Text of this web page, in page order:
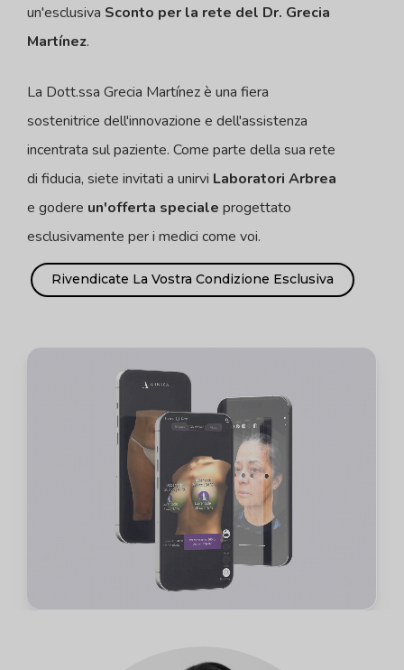
un'esclusiva Sconto per la rete del Dr. Grecia
Martínez.
La Dott.ssa Grecia Martínez è una fiera
sostenitrice dell'innovazione e dell'assistenza
incentrata sul paziente. Come parte della sua rete
di fiducia, siete invitati a unirvi Laboratori Arbrea
e godere un'offerta speciale progettato
esclusivamente per i medici come voi.
Rivendicate La Vostra Condizione Esclusiva